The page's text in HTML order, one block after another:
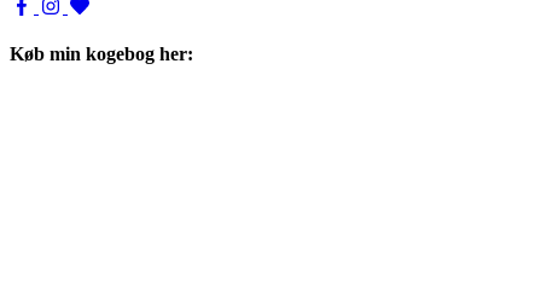
Køb min kogebog her: